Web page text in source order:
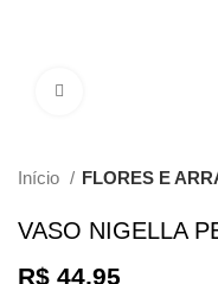
Início FLORES E
VASO NIGELLA
R$ 44,95